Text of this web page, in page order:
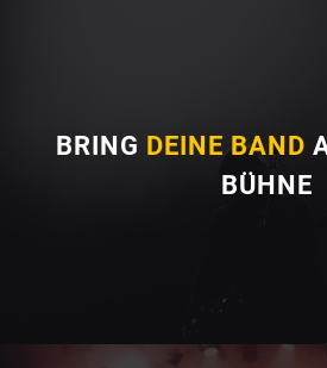
BRING DEINE BAND
BÜHNE